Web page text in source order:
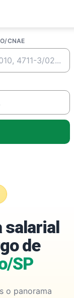
CNAE
salarial
de
SP
o panorama